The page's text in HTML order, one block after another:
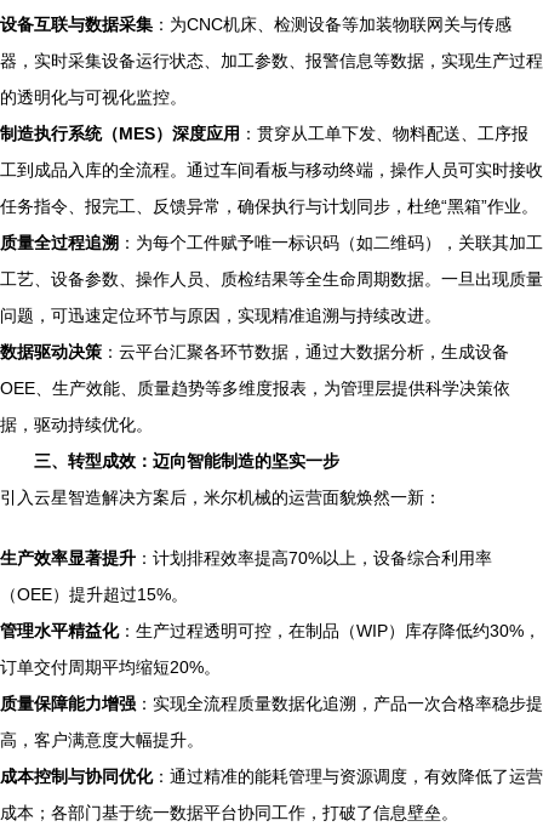
设备互联与数据采集 ：为CNC机床、检测设备等加装物联网关与传感
器，实时采集设备运行状态、加工参数、报警信息等数据，实现生产过程
的透明化与可视化监控。
制造执行系统（MES）深度应用 ：贯穿从工单下发、物料配送、工序报
工到成品入库的全流程。通过车间看板与移动终端，操作人员可实时接收
任务指令、报完工、反馈异常，确保执行与计划同步，杜绝“黑箱”作业。
质量全过程追溯 ：为每个工件赋予唯一标识码（如二维码），关联其加工
工艺、设备参数、操作人员、质检结果等全生命周期数据。一旦出现质量
问题，可迅速定位环节与原因，实现精准追溯与持续改进。
数据驱动决策 ：云平台汇聚各环节数据，通过大数据分析，生成设备
OEE、生产效能、质量趋势等多维度报表，为管理层提供科学决策依
据，驱动持续优化。
三、转型成效：迈向智能制造的坚实一步
引入云星智造解决方案后，米尔机械的运营面貌焕然一新：
生产效率显著提升 ：计划排程效率提高70%以上，设备综合利用率
（OEE）提升超过15%。
管理水平精益化：生产过程透明可控，在制品（WIP）库存降低约30%，
订单交付周期平均缩短20%。
质量保障能力增强 ：实现全流程质量数据化追溯，产品一次合格率稳步提
高，客户满意度大幅提升。
成本控制与协同优化：通过精准的能耗管理与资源调度，有效降低了运营
成本；各部门基于统一数据平台协同工作，打破了信息壁垒。